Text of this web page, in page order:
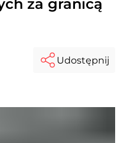
za granicą
Udostępnij